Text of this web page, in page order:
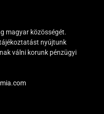
magyar közösségét.
nyújtunk
válni korunk pénzügyi